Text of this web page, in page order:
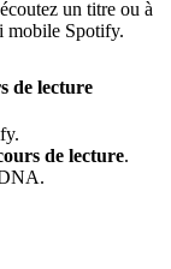
un titre ou à
mobile Spotify.
de lecture
de lecture.